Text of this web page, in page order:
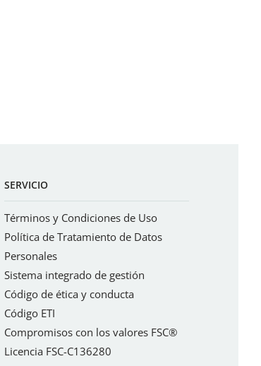
SERVICIO
Términos y Condiciones de Uso
Política de Tratamiento de Datos
Personales
Sistema integrado de gestión
Código de ética y conducta
Código ETI
Compromisos con los valores FSC®
Licencia FSC-C136280